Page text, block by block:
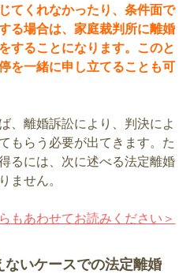
てくれなかったり、条件面で
る場合は、家庭裁判所に離婚
することになります。このと
を一緒に申し立てることも可
、離婚訴訟により、判決によ
もらう必要が出てきます。た
るには、次に述べる法定離婚
ません。
もあわせてお読みください＞
ないケースでの法定離婚